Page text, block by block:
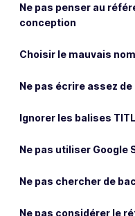
Ne pas penser au
conception
Choisir le mauvais
Ne pas écrire assez
Ignorer les balises
Ne pas utiliser Google
Ne pas chercher de
Ne pas considérer le